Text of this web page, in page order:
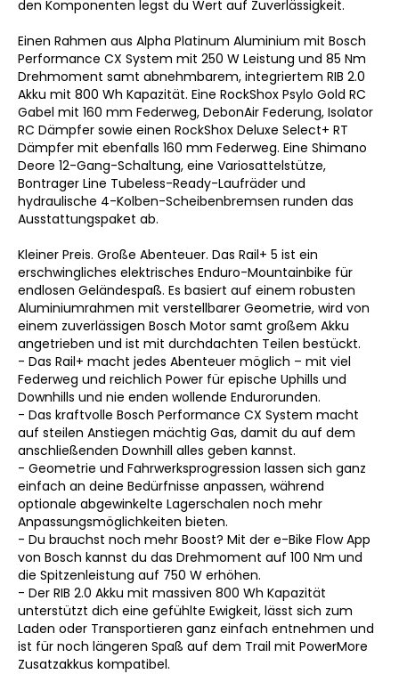
den Komponenten legst du Wert auf Zuverlässigkeit.
Einen Rahmen aus Alpha Platinum Aluminium mit Bosch
Performance CX System mit 250 W Leistung und 85 Nm
Drehmoment samt abnehmbarem, integriertem RIB 2.0
Akku mit 800 Wh Kapazität. Eine RockShox Psylo Gold RC
Gabel mit 160 mm Federweg, DebonAir Federung, Isolator
RC Dämpfer sowie einen RockShox Deluxe Select+ RT
Dämpfer mit ebenfalls 160 mm Federweg. Eine Shimano
Deore 12-Gang-Schaltung, eine Variosattelstütze,
Bontrager Line Tubeless-Ready-Laufräder und
hydraulische 4-Kolben-Scheibenbremsen runden das
Ausstattungspaket ab.
Kleiner Preis. Große Abenteuer. Das Rail+ 5 ist ein
erschwingliches elektrisches Enduro-Mountainbike für
endlosen Geländespaß. Es basiert auf einem robusten
Aluminiumrahmen mit verstellbarer Geometrie, wird von
einem zuverlässigen Bosch Motor samt großem Akku
angetrieben und ist mit durchdachten Teilen bestückt.
- Das Rail+ macht jedes Abenteuer möglich – mit viel
Federweg und reichlich Power für epische Uphills und
Downhills und nie enden wollende Endurorunden.
- Das kraftvolle Bosch Performance CX System macht
auf steilen Anstiegen mächtig Gas, damit du auf dem
anschließenden Downhill alles geben kannst.
- Geometrie und Fahrwerksprogression lassen sich ganz
einfach an deine Bedürfnisse anpassen, während
optionale abgewinkelte Lagerschalen noch mehr
Anpassungsmöglichkeiten bieten.
- Du brauchst noch mehr Boost? Mit der e-Bike Flow App
von Bosch kannst du das Drehmoment auf 100 Nm und
die Spitzenleistung auf 750 W erhöhen.
- Der RIB 2.0 Akku mit massiven 800 Wh Kapazität
unterstützt dich eine gefühlte Ewigkeit, lässt sich zum
Laden oder Transportieren ganz einfach entnehmen und
ist für noch längeren Spaß auf dem Trail mit PowerMore
Zusatzakkus kompatibel.